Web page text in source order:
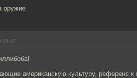
оружие
08:47
американскую культуру, референс